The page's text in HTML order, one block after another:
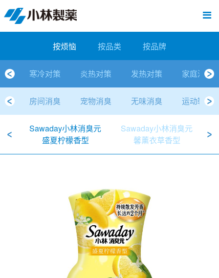
至
按烦恼 按品类 按品牌
寒冷对策 炎热对策 发热对策 家庭清洁
房间消臭 宠物消臭 无味消臭 运动鞋消
Sawaday小林消臭元
盛夏柠檬香型
Sawaday小林消臭元
馨薰衣草香型
公司简介
董事长寄语
独特的企业模式
公司概要
人才方针
产品展示
按品类
按品牌
按烦恼
炎热对策
发热对策
家庭清洁
厕所/马桶异味
寒冷对策
暖手暖脚
生理期
舒缓
炎热对策
发热对策
家庭清洁
马桶清洁（便器用）
排水管清洁
水壶/水杯清洁
清洁纸
厕所/马桶异味
厕所消臭
即时消臭
无味消臭
房间异味·芳香
宠物消臭
无味消臭
运动鞋消臭
房间芳香
管道异味·清洁
管道异味·清洁
清洁消毒
口腔消毒
清洁纸
口腔护理
其他烦恼
按品类
退热贴
芳香·消臭剂
个人护理
洗净用品
暖手暖脚系列
生理期系列
舒缓系列
退热贴
儿童用
成人用
家庭用
芳香·消臭剂
房间用
宠物用
厨房用
鞋柜用
个人护理
清凉降温
安睡
随身清洁
洗净用品
管道清洁
家居用品清洁
消毒品
口腔消毒
口腔护理
按品牌
无香空间
洗净丸
洗净中
安睡
Sawaday小林消臭元
新闻中心
2025
2024
2023
2022